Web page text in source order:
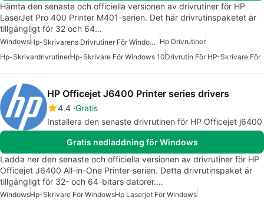
Hämta den senaste och officiella versionen av drivrutiner för HP
LaserJet Pro 400 Printer M401-serien. Det här drivrutinspaketet är
tillgängligt för 32 och 64…
Windows Hp-Skrivarens Drivrutiner För Windows 7 Hp Drivrutiner
Hp-SkrivardrivrutinerHp-Skrivare För Windows 10Drivrutin För HP-Skrivare För
HP Officejet J6400 Printer series drivers
4.4 Gratis
Installera den senaste drivrutinen för HP Officejet j6400
Gratis nedladdning för Windows
Ladda ner den senaste och officiella versionen av drivrutiner för HP
Officejet J6400 All-in-One Printer-serien. Detta drivrutinspaket är
tillgängligt för 32- och 64-bitars datorer.…
WindowsHp-Skrivare För WindowsHp Laserjet För Windows